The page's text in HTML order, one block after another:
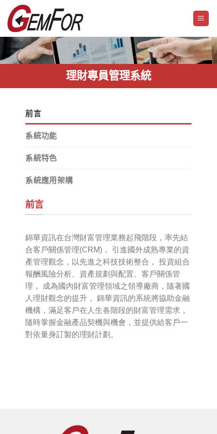
content
理財專員管理系統
前言
系統功能
系統特色
系統應用架構
前言
錦華資訊在台灣財富管理業務起飛階段，率先結
合客戶關係管理(CRM)， 引進國外成熟專業的資
產管理觀念，以先進之科技技術整合， 投資組合
報酬風險分析、資產規劃與配置、客戶關係管
理， 成為國內財富管理領域之領導廠商，隨著國
人理財觀念的提升， 錦華資訊的系統將協助金融
機構，滿足客戶在人生各階段的財富管理需求，
隨時掌握金融產品契機與機會，並提供給客戶一
對依量身訂製的理財計劃。